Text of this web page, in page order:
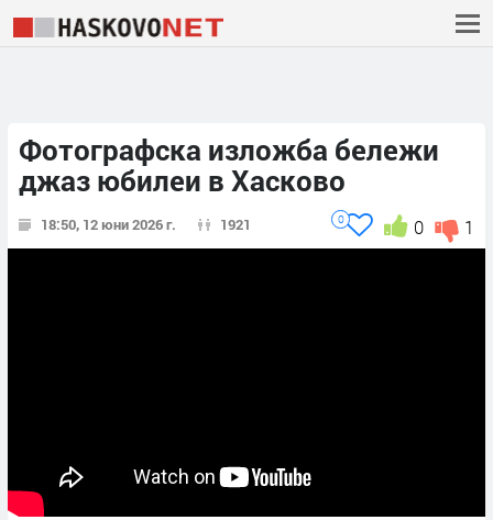
Фотографска изложба бележи
джаз юбилеи в Хасково
18:50, 12 юни 2026 г. 1921 1
0
0